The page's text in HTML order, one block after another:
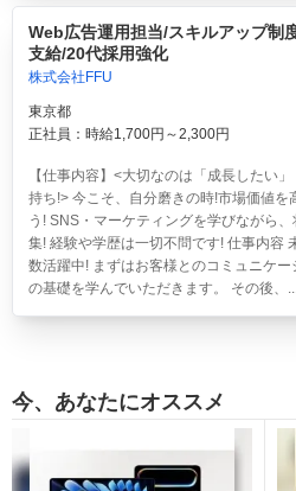
Web広告運用担当/スキルアップ制
支給/20代採用強化
株式会社FFU
東京都
正社員：時給1,700円～2,300円
【仕事内容】<大切なのは「成長したい
持ち!> 今こそ、自分磨きの時!市場価値を
う! SNS・マーケティングを学びながら
集! 経験や学歴は一切不問です! 仕事内容
数活躍中! まずはお客様とのコミュニケ
の基礎を学んでいただきます。 その後、
今、あなたにオススメ